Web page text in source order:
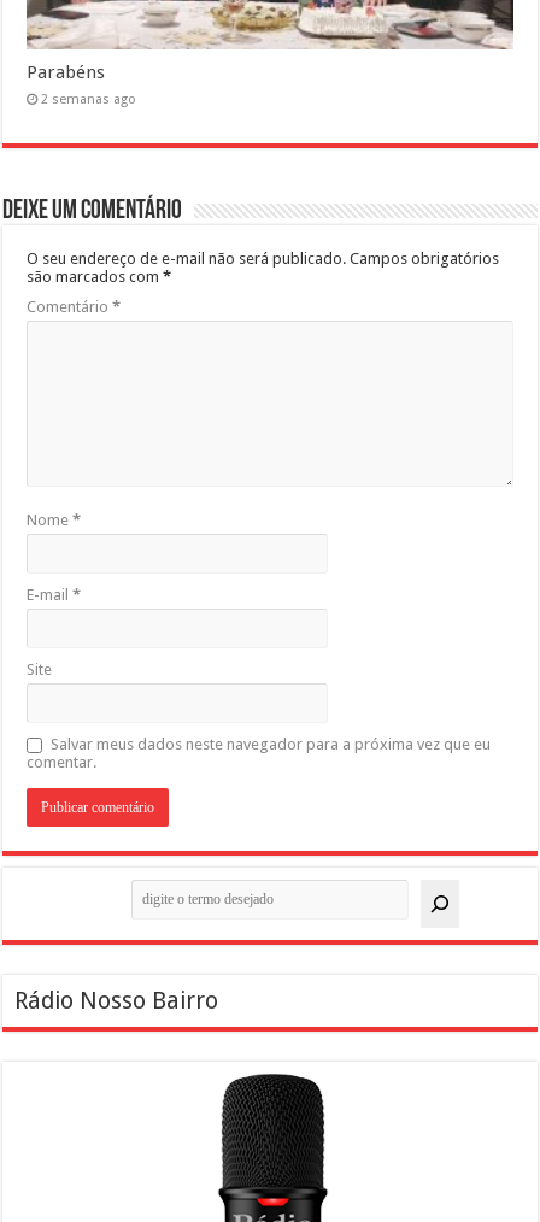
Parabéns
2 semanas ago
Deixe um comentário
O seu endereço de e-mail não será publicado. Campos obrigatórios
são marcados com*
Comentário*
Nome*
E-mail*
Site
Salvar meus dados neste navegador para a próxima vez que eu
comentar.
Rádio Nosso Bairro